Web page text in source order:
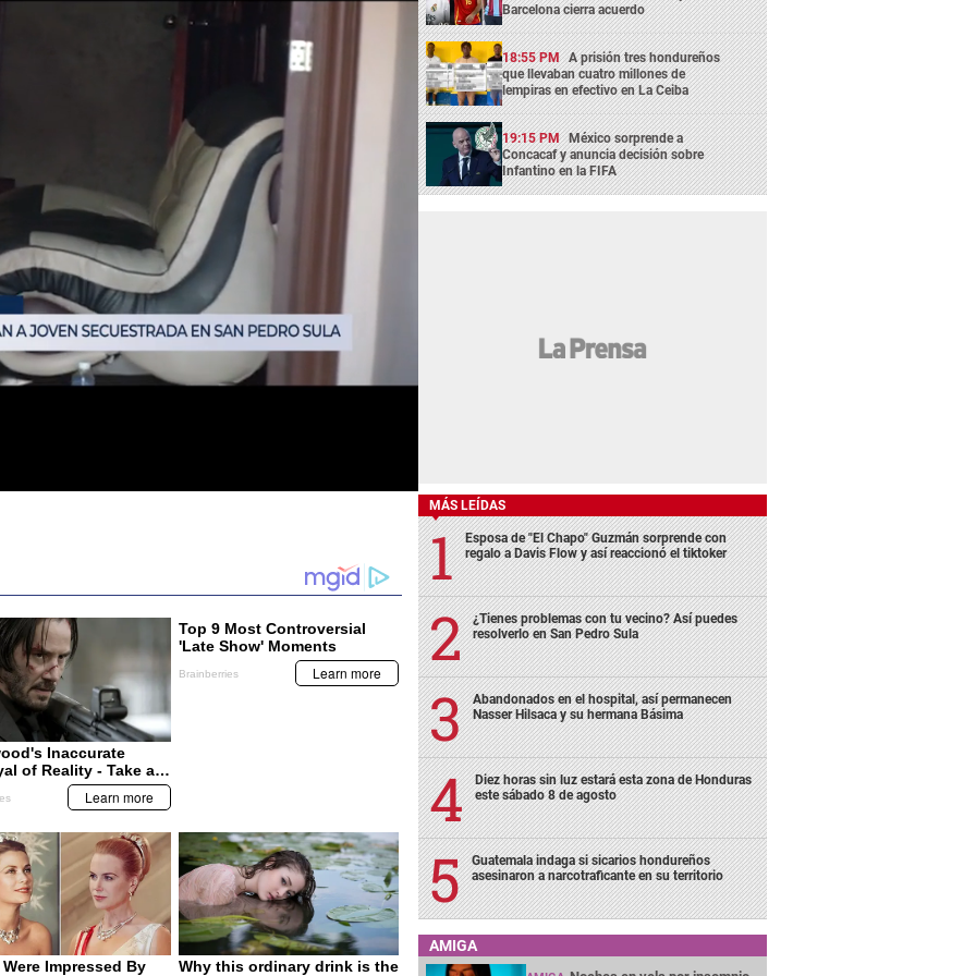
Barcelona cierra acuerdo
18:55 PM A prisión tres hondureños
que llevaban cuatro millones de
lempiras en efectivo en La Ceiba
19:15 PM México sorprende a
Concacaf y anuncia decisión sobre
Infantino en la FIFA
MÁS LEÍDAS
Esposa de "El Chapo" Guzmán sorprende con
regalo a Davis Flow y así reaccionó el tiktoker
¿Tienes problemas con tu vecino? Así puedes
resolverlo en San Pedro Sula
Abandonados en el hospital, así permanecen
Nasser Hilsaca y su hermana Básima
Diez horas sin luz estará esta zona de Honduras
este sábado 8 de agosto
Guatemala indaga si sicarios hondureños
asesinaron a narcotraficante en su territorio
AMIGA